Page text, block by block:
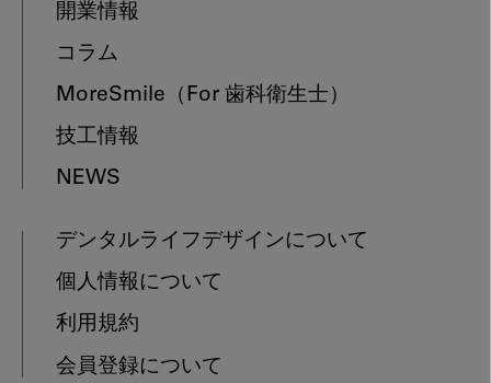
開業情報
コラム
MoreSmile （For 歯科衛生士）
技工情報
NEWS
デンタルライフデザインについて
個人情報について
利用規約
会員登録について